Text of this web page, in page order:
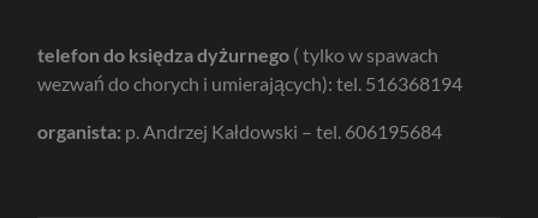
telefon do księdza dyżurnego ( tylko w spawach
wezwań do chorych i umierających): tel. 516368194
organista: p. Andrzej Kałdowski – tel. 606195684